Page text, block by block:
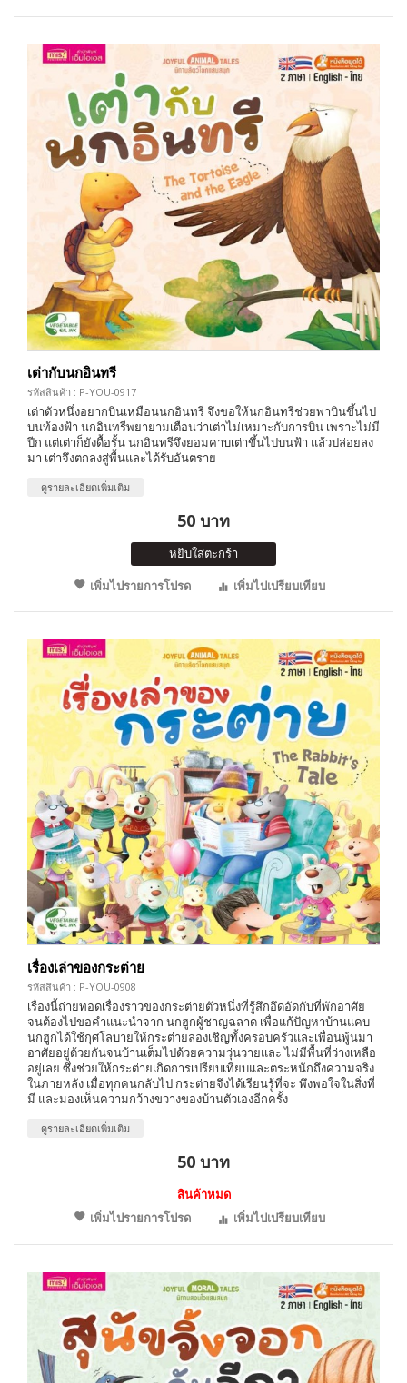
เต่ากับนกอินทรี
รหัสสินค้า : P-YOU-0917
เต่าตัวหนึ่งอยากบินเหมือนนกอินทรี จึงขอให้นกอินทรีช่วยพาบินขึ้นไป
บนท้องฟ้า นกอินทรีพยายามเตือนว่าเต่าไม่เหมาะกับการบิน เพราะไม่มี
ปีก แต่เต่าก็ยังดื้อรั้น นกอินทรีจึงยอมคาบเต่าขึ้นไปบนฟ้า แล้วปล่อยลง
มา เต่าจึงตกลงสู่พื้นและได้รับอันตราย
ดูรายละเอียดเพิ่มเติม
50 บาท
หยิบใส่ตะกร้า
เพิ่มไปรายการโปรด
เพิ่มไปเปรียบเทียบ
เรื่องเล่าของกระต่าย
รหัสสินค้า : P-YOU-0908
เรื่องนี้ถ่ายทอดเรื่องราวของกระต่ายตัวหนึ่งที่รู้สึกอึดอัดกับที่พักอาศัย
จนต้องไปขอคำแนะนำจาก นกฮูกผู้ชาญฉลาด เพื่อแก้ปัญหาบ้านแคบ
นกฮูกได้ใช้กุศโลบายให้กระต่ายลองเชิญทั้งครอบครัวและเพื่อนพู้นมา
อาศัยอยู่ด้วยกันจนบ้านเต็มไปด้วยความวุ่นวายและ ไม่มีพื้นที่ว่างเหลือ
อยู่เลย ซึ่งช่วยให้กระต่ายเกิดการเปรียบเทียบและตระหนักถึงความจริง
ในภายหลัง เมื่อทุกคนกลับไป กระต่ายจึงได้เรียนรู้ที่จะ พึงพอใจในสิ่งที่
มี และมองเห็นความกว้างขวางของบ้านตัวเองอีกครั้ง
ดูรายละเอียดเพิ่มเติม
50 บาท
สินค้าหมด
เพิ่มไปรายการโปรด
เพิ่มไปเปรียบเทียบ